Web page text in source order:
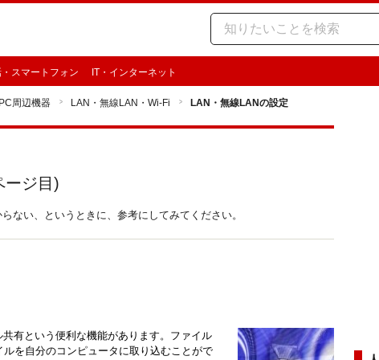
スマートフォン IT・インターネット
PC周辺機器 LAN・無線LAN・Wi-Fi LAN・無線LANの設定
ージ目)
ない、というときに、参考にしてみてください。
有という便利な機能があります。ファイル
を自分のコンピュータに取り込むことがで